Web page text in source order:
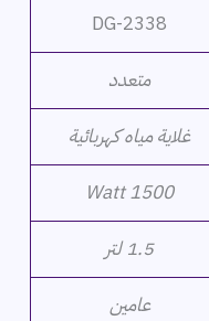
DG-2338
متعدد
غلاية مياه كهربائية
1500 Watt
1.5 لتر
عامين